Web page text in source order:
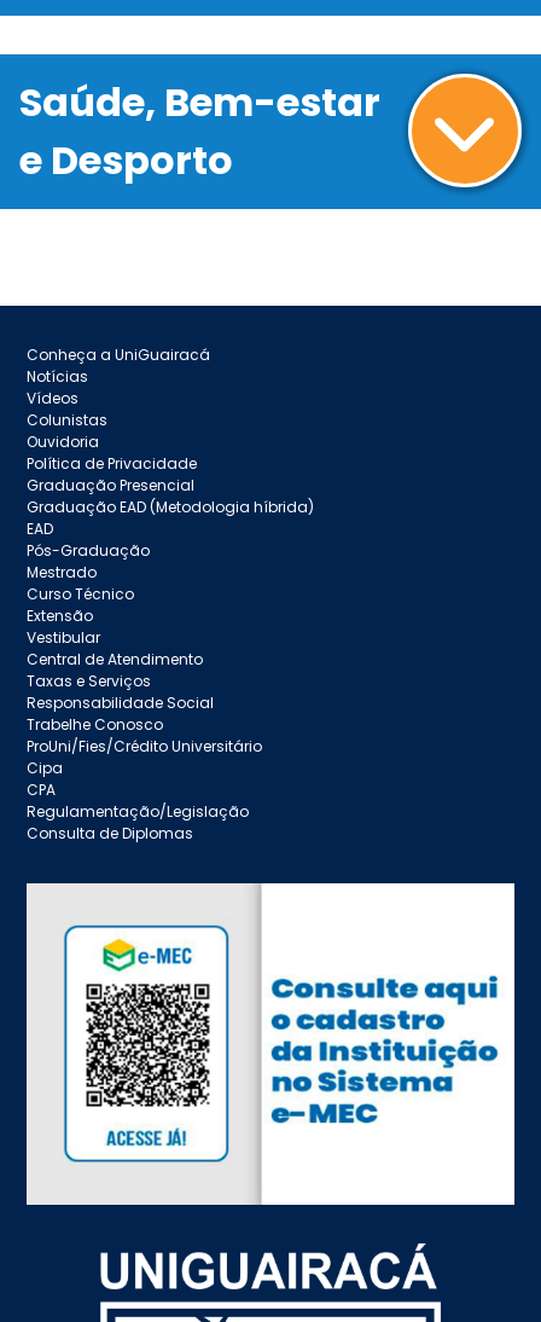
Saúde, Bem-estar
e Desporto
Conheça a UniGuairacá
Notícias
Vídeos
Colunistas
Ouvidoria
Política de Privacidade
Graduação Presencial
Graduação EAD (Metodologia híbrida)
EAD
Pós-Graduação
Mestrado
Curso Técnico
Extensão
Vestibular
Central de Atendimento
Taxas e Serviços
Responsabilidade Social
Trabelhe Conosco
ProUni/Fies/Crédito Universitário
Cipa
CPA
Regulamentação/Legislação
Consulta de Diplomas